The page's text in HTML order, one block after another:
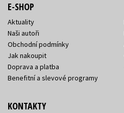
E-SHOP
Aktuality
Naši autoři
Obchodní podmínky
Jak nakoupit
Doprava a platba
Benefitní a slevové programy
KONTAKTY